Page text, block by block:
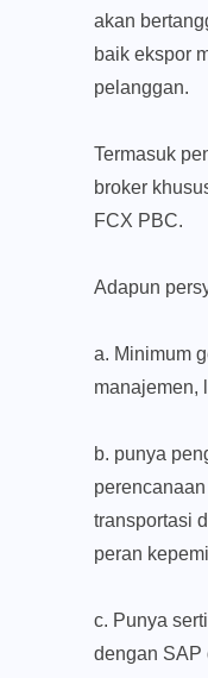
akan
baik ekspor
pelanggan.
Termasuk
broker
FCX PBC.
Adapun
a. Minimum
manajemen,
b. punya
transportasi
peran
c. Punya
dengan SAP